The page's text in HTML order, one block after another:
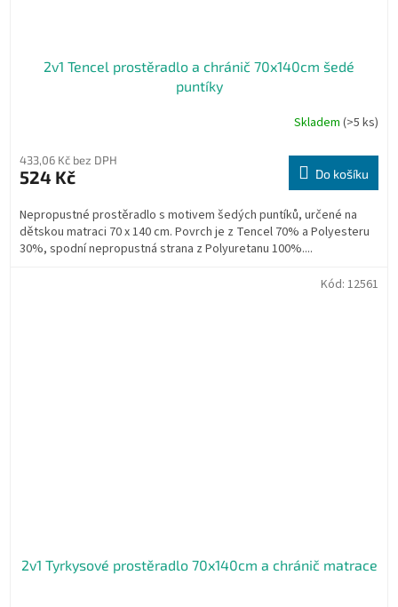
2v1 Tencel prostěradlo a chránič 70x140cm šedé
puntíky
Skladem (>5 ks)
433,06 Kč bez DPH
524 Kč Do košíku
Nepropustné prostěradlo s motivem šedých puntíků, určené na
dětskou matraci 70 x 140 cm. Povrch je z Tencel 70% a Polyesteru
30%, spodní nepropustná strana z Polyuretanu 100%....
2v1 Tyrkysové prostěradlo 70x140cm a chránič matrace
Kód: 12561